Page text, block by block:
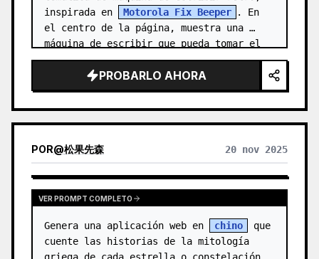
inspirada en
Motorola Fix Beeper
. En
el centro de la página, muestra una
máquina de escribir que pueda tomar el
texto ingresado por el usua…
PROBARLO AHORA
POR@松果先森 20 nov 2025
VER PROMPT COMPLETO
Genera una aplicación web en chino
que
cuente las historias de la mitología
griega de cada estrella o constelación